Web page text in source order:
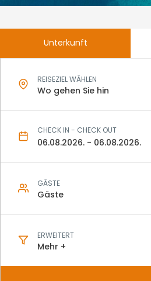
Unterkunft
REISEZIEL WÄHLEN
Wo gehen Sie hin
CHECK IN - CHECK OUT
GÄSTE
Gäste
ERWEITERT
Mehr +